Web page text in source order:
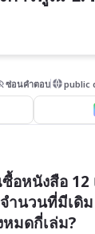
ซ่อนคำตอบ public
อหนังสือ 12
ำนวนที่มีเดิ
มดกี่เล่ม?